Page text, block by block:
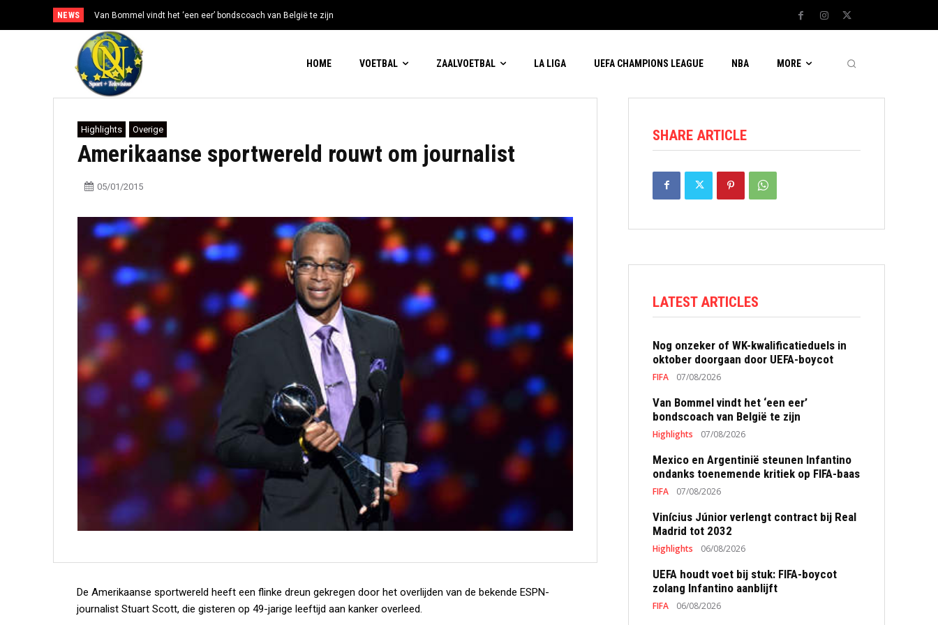
NEWS Van Bommel vindt het ‘een eer’ bondscoach van België te zijn
HOME VOETBAL ZAALVOETBAL LA LIGA UEFA CHAMPIONS LEAGUE NBA MORE
Highlights Overige
Amerikaanse sportwereld rouwt om journalist
05/01/2015
De Amerikaanse sportwereld heeft een flinke dreun gekregen door het overlijden van de bekende ESPN-
journalist Stuart Scott, die gisteren op 49-jarige leeftijd aan kanker overleed.
SHARE ARTICLE
LATEST ARTICLES
Nog onzeker of WK-kwalificatieduels in
oktober doorgaan door UEFA-boycot
FIFA 07/08/2026
Van Bommel vindt het ‘een eer’
bondscoach van België te zijn
Highlights 07/08/2026
Mexico en Argentinië steunen Infantino
ondanks toenemende kritiek op FIFA-baas
FIFA 07/08/2026
Vinícius Júnior verlengt contract bij Real
Madrid tot 2032
Highlights 06/08/2026
UEFA houdt voet bij stuk: FIFA-boycot
zolang Infantino aanblijft
FIFA 06/08/2026